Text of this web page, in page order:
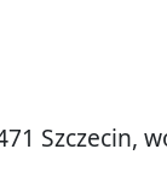
Szczecin,